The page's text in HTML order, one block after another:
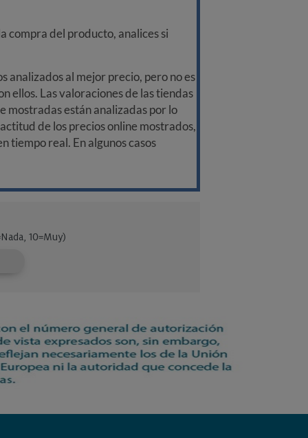
compra del producto, analices si
analizados al mejor precio, pero no es
ellos. Las valoraciones de las tiendas
mostradas están analizadas por lo
de los precios online mostrados,
tiempo real. En algunos casos